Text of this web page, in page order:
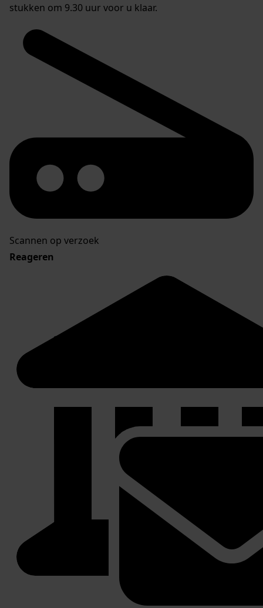
stukken om 9.30 uur voor u klaar.
Scannen op verzoek
Reageren